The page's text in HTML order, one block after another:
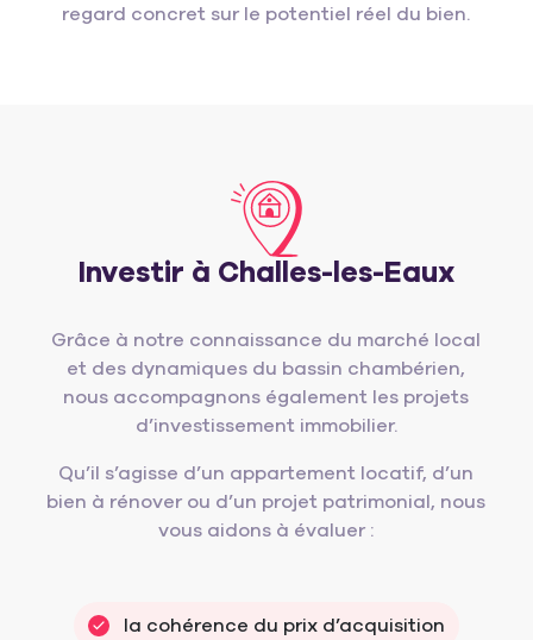
regard concret sur le potentiel réel du bien.
Investir à Challes-les-Eaux
Grâce à notre connaissance du marché local
et des dynamiques du bassin chambérien,
nous accompagnons également les projets
d’investissement immobilier.
Qu’il s’agisse d’un appartement locatif, d’un
bien à rénover ou d’un projet patrimonial, nous
vous aidons à évaluer :
la cohérence du prix d’acquisition